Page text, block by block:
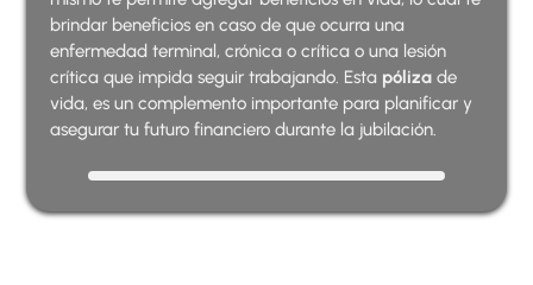
brindar beneficios en caso de que ocurra una
enfermedad terminal, crónica o crítica o una lesión
crítica que impida seguir trabajando. Esta póliza de
vida, es un complemento importante para planificar y
asegurar tu futuro financiero durante la jubilación.